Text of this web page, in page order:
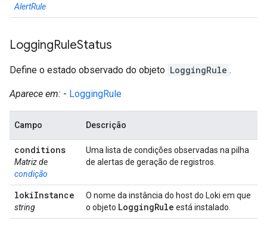
AlertRule
LoggingRuleStatus
Define o estado observado do objeto LoggingRule .
Aparece em: - LoggingRule
Campo Descrição
conditions
Matriz de
condição
Uma lista de condições observadas na pilha
de alertas de geração de registros.
lokiInstance
string
O nome da instância do host do Loki em que
o objeto LoggingRule está instalado.